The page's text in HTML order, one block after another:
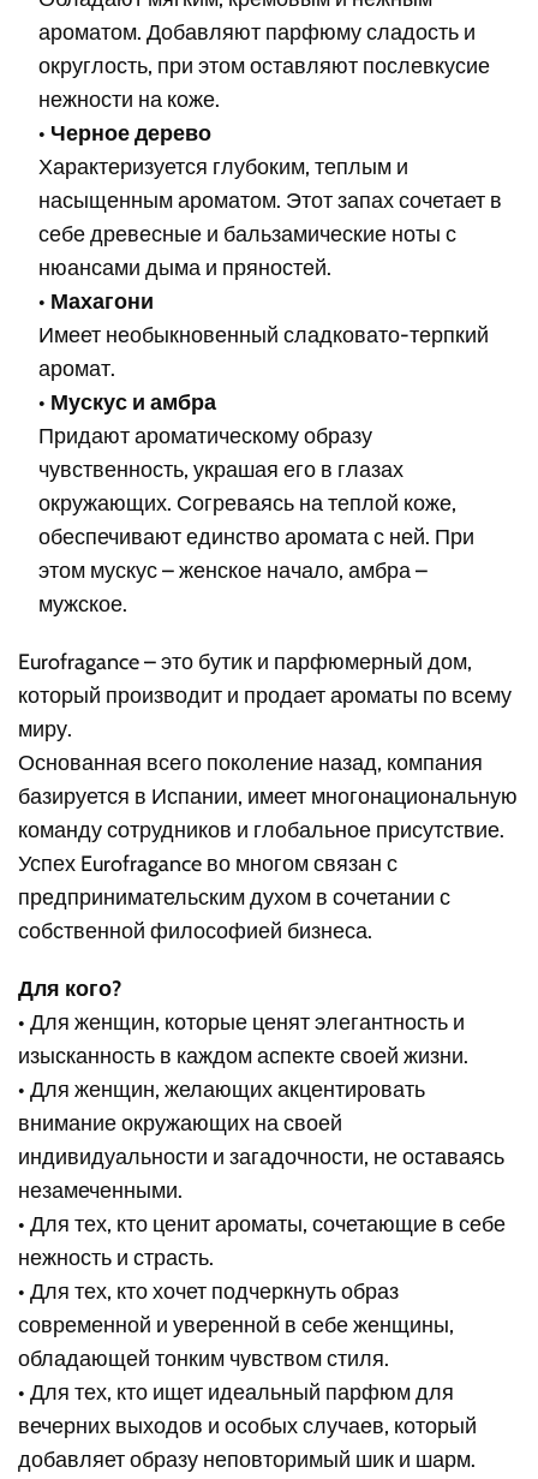
ароматом. Добавляют парфюму сладость и
округлость, при этом оставляют послевкусие
нежности на коже.
• Черное дерево
Характеризуется глубоким, теплым и
насыщенным ароматом. Этот запах сочетает в
себе древесные и бальзамические ноты с
нюансами дыма и пряностей.
• Махагони
Имеет необыкновенный сладковато-терпкий
аромат.
• Мускус и амбра
Придают ароматическому образу
чувственность, украшая его в глазах
окружающих. Согреваясь на теплой коже,
обеспечивают единство аромата с ней. При
этом мускус – женское начало, амбра –
мужское.
Eurofragance – это бутик и парфюмерный дом,
который производит и продает ароматы по всему
миру.
Основанная всего поколение назад, компания
базируется в Испании, имеет многонациональную
команду сотрудников и глобальное присутствие.
Успех Eurofragance во многом связан с
предпринимательским духом в сочетании с
собственной философией бизнеса.
Для кого?
• Для женщин, которые ценят элегантность и
изысканность в каждом аспекте своей жизни.
• Для женщин, желающих акцентировать
внимание окружающих на своей
индивидуальности и загадочности, не оставаясь
незамеченными.
• Для тех, кто ценит ароматы, сочетающие в себе
нежность и страсть.
• Для тех, кто хочет подчеркнуть образ
современной и уверенной в себе женщины,
обладающей тонким чувством стиля.
• Для тех, кто ищет идеальный парфюм для
вечерних выходов и особых случаев, который
добавляет образу неповторимый шик и шарм.